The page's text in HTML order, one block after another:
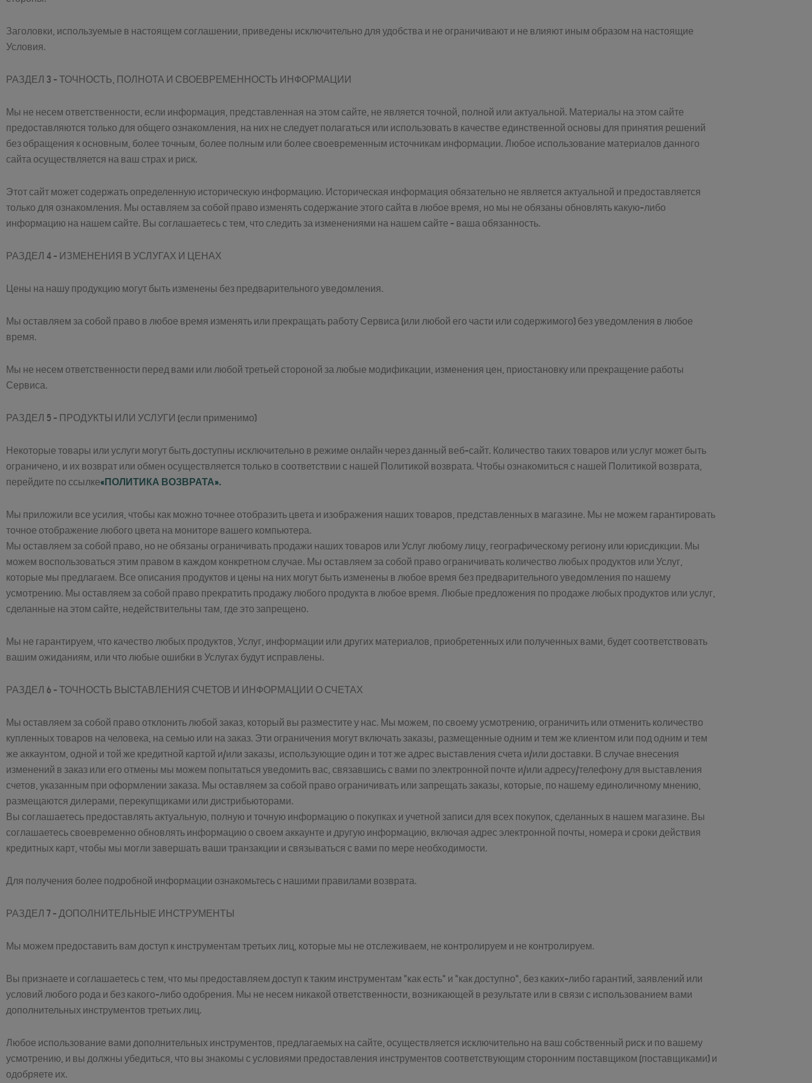
Заголовки, используемые в настоящем соглашении, приведены исключительно для удобства и не ограничивают и не влияют иным образом на настоящие
Условия.
РАЗДЕЛ 3 - ТОЧНОСТЬ, ПОЛНОТА И СВОЕВРЕМЕННОСТЬ ИНФОРМАЦИИ
Мы не несем ответственности, если информация, представленная на этом сайте, не является точной, полной или актуальной. Материалы на этом сайте
предоставляются только для общего ознакомления, на них не следует полагаться или использовать в качестве единственной основы для принятия решений
без обращения к основным, более точным, более полным или более своевременным источникам информации. Любое использование материалов данного
сайта осуществляется на ваш страх и риск.
Этот сайт может содержать определенную историческую информацию. Историческая информация обязательно не является актуальной и предоставляется
только для ознакомления. Мы оставляем за собой право изменять содержание этого сайта в любое время, но мы не обязаны обновлять какую-либо
информацию на нашем сайте. Вы соглашаетесь с тем, что следить за изменениями на нашем сайте - ваша обязанность.
РАЗДЕЛ 4 - ИЗМЕНЕНИЯ В УСЛУГАХ И ЦЕНАХ
Цены на нашу продукцию могут быть изменены без предварительного уведомления.
Мы оставляем за собой право в любое время изменять или прекращать работу Сервиса (или любой его части или содержимого) без уведомления в любое
время.
Мы не несем ответственности перед вами или любой третьей стороной за любые модификации, изменения цен, приостановку или прекращение работы
Сервиса.
РАЗДЕЛ 5 - ПРОДУКТЫ ИЛИ УСЛУГИ (если применимо)
Некоторые товары или услуги могут быть доступны исключительно в режиме онлайн через данный веб-сайт. Количество таких товаров или услуг может быть
ограничено, и их возврат или обмен осуществляется только в соответствии с нашей Политикой возврата. Чтобы ознакомиться с нашей Политикой возврата,
перейдите по ссылке«ПОЛИТИКА ВОЗВРАТА».
Мы приложили все усилия, чтобы как можно точнее отобразить цвета и изображения наших товаров, представленных в магазине. Мы не можем гарантировать
точное отображение любого цвета на мониторе вашего компьютера.
Мы оставляем за собой право, но не обязаны ограничивать продажи наших товаров или Услуг любому лицу, географическому региону или юрисдикции. Мы
можем воспользоваться этим правом в каждом конкретном случае. Мы оставляем за собой право ограничивать количество любых продуктов или Услуг,
которые мы предлагаем. Все описания продуктов и цены на них могут быть изменены в любое время без предварительного уведомления по нашему
усмотрению. Мы оставляем за собой право прекратить продажу любого продукта в любое время. Любые предложения по продаже любых продуктов или услуг,
сделанные на этом сайте, недействительны там, где это запрещено.
Мы не гарантируем, что качество любых продуктов, Услуг, информации или других материалов, приобретенных или полученных вами, будет соответствовать
вашим ожиданиям, или что любые ошибки в Услугах будут исправлены.
РАЗДЕЛ 6 - ТОЧНОСТЬ ВЫСТАВЛЕНИЯ СЧЕТОВ И ИНФОРМАЦИИ О СЧЕТАХ
Мы оставляем за собой право отклонить любой заказ, который вы разместите у нас. Мы можем, по своему усмотрению, ограничить или отменить количество
купленных товаров на человека, на семью или на заказ. Эти ограничения могут включать заказы, размещенные одним и тем же клиентом или под одним и тем
же аккаунтом, одной и той же кредитной картой и/или заказы, использующие один и тот же адрес выставления счета и/или доставки. В случае внесения
изменений в заказ или его отмены мы можем попытаться уведомить вас, связавшись с вами по электронной почте и/или адресу/телефону для выставления
счетов, указанным при оформлении заказа. Мы оставляем за собой право ограничивать или запрещать заказы, которые, по нашему единоличному мнению,
размещаются дилерами, перекупщиками или дистрибьюторами.
Вы соглашаетесь предоставлять актуальную, полную и точную информацию о покупках и учетной записи для всех покупок, сделанных в нашем магазине. Вы
соглашаетесь своевременно обновлять информацию о своем аккаунте и другую информацию, включая адрес электронной почты, номера и сроки действия
кредитных карт, чтобы мы могли завершать ваши транзакции и связываться с вами по мере необходимости.
Для получения более подробной информации ознакомьтесь с нашими правилами возврата.
РАЗДЕЛ 7 - ДОПОЛНИТЕЛЬНЫЕ ИНСТРУМЕНТЫ
Мы можем предоставить вам доступ к инструментам третьих лиц, которые мы не отслеживаем, не контролируем и не контролируем.
Вы признаете и соглашаетесь с тем, что мы предоставляем доступ к таким инструментам "как есть" и "как доступно", без каких-либо гарантий, заявлений или
условий любого рода и без какого-либо одобрения. Мы не несем никакой ответственности, возникающей в результате или в связи с использованием вами
дополнительных инструментов третьих лиц.
Любое использование вами дополнительных инструментов, предлагаемых на сайте, осуществляется исключительно на ваш собственный риск и по вашему
усмотрению, и вы должны убедиться, что вы знакомы с условиями предоставления инструментов соответствующим сторонним поставщиком (поставщиками) и
одобряете их.